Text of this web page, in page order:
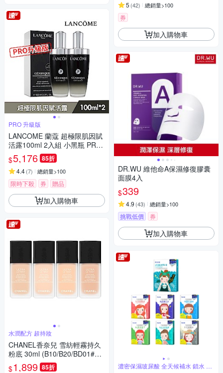
PRO 升級版
LANCOME 蘭蔻 超極限肌因賦
活露100ml 2入組 小黑瓶 PRO
升級版 國際航空版
$5,176 85折
4.4(7) 總銷量>100
限時下殺 券 贈品
加入購物車
水潤配方 超持妝
CHANEL香奈兒 雪紡輕霧持久
粉底 30ml (B10/B20/BD01#BD
11)
$1,899 85折
5 (42) 總銷量>100
券
加入購物車
DR.WU 維他命A保濕修復膠囊
面膜4入
$339
4.9 (43) 總銷量>100
挑戰低價 券
加入購物車
濃密保濕玻尿酸 全天候補水 鎖水 儲